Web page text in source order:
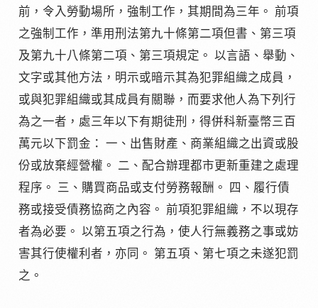
前，令入勞動場所，強制工作，其期間為三年。 前項
之強制工作，準用刑法第九十條第二項但書、第三項
及第九十八條第二項、第三項規定。 以言語、舉動、
文字或其他方法，明示或暗示其為犯罪組織之成員，
或與犯罪組織或其成員有關聯，而要求他人為下列行
為之一者，處三年以下有期徒刑，得併科新臺幣三百
萬元以下罰金： 一、出售財產、商業組織之出資或股
份或放棄經營權。 二、配合辦理都市更新重建之處理
程序。 三、購買商品或支付勞務報酬。 四、履行債
務或接受債務協商之內容。 前項犯罪組織，不以現存
者為必要。 以第五項之行為，使人行無義務之事或妨
害其行使權利者，亦同。 第五項、第七項之未遂犯罰
之。